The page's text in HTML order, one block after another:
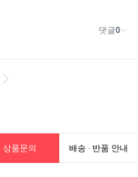
상품문의 배송 · 반품 안내